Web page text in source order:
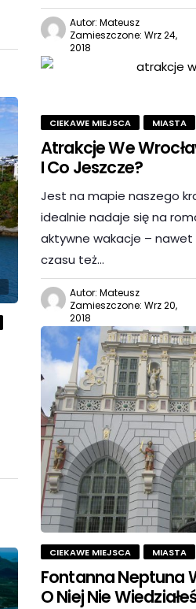
Autor: Mateusz
Zamieszczone: Wrz 24,
2018
CIEKAWE MIEJSCA MIASTA
Atrakcje We
I Co Jeszcze?
Jest na mapie naszego
idealnie nadaje się na
aktywne wakacje –
czasu też…
Autor: Mateusz
Zamieszczone: Wrz 20,
2018
CIEKAWE MIEJSCA MIASTA
Fontanna Neptuna
O Niej Nie